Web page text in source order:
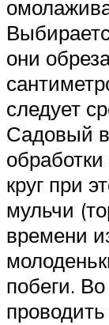
они
следует
Садовый
круг при
мульчи
времени
побеги.